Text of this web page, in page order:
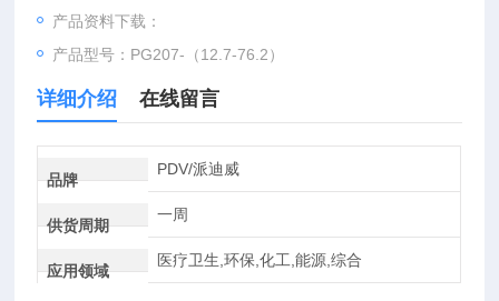
产品资料下载：
产品型号：PG207-（12.7-76.2）
详细介绍 在线留言
品牌
PDV/派迪威
供货周期
一周
应用领域
医疗卫生,环保,化工,能源,综合